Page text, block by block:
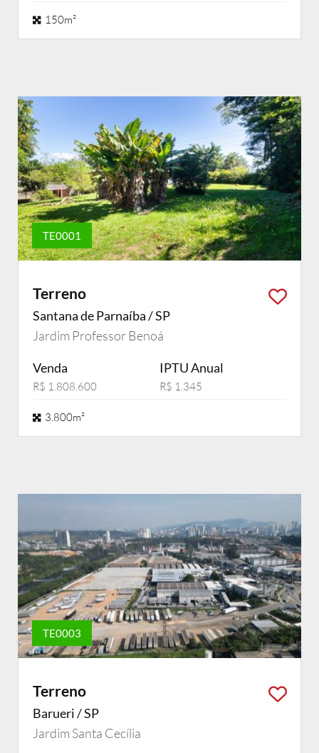
150m²
TE0001
Terreno
Santana de Parnaíba / SP
Jardim Professor Benoá
Venda
R$ 1.808.600
IPTU Anual
R$ 1.345
3.800m²
TE0003
Terreno
Barueri / SP
Jardim Santa Cecília